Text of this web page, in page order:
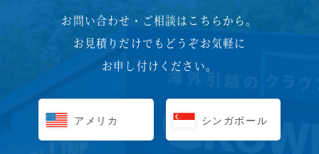
お問い合わせ・ご相談はこちらから。
お見積りだけでもどうぞお気軽に
お申し付けください。
アメリカ シンガポール